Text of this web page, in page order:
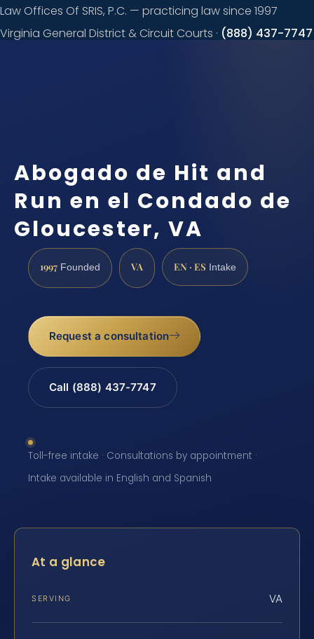
Law Offices Of SRIS, P.C. — practicing law since 1997
Virginia General District & Circuit Courts · (888) 437-7747
Abogado de Hit and
Run en el Condado de
Gloucester, VA
1997 Founded VA EN · ES Intake
Request a consultation
Call (888) 437-7747
Toll-free intake · Consultations by appointment ·
Intake available in English and Spanish
At a glance
SERVING VA